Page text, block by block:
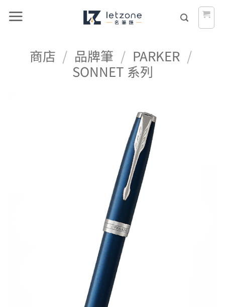
商店 / 品牌筆 / PARKER /
SONNET 系列